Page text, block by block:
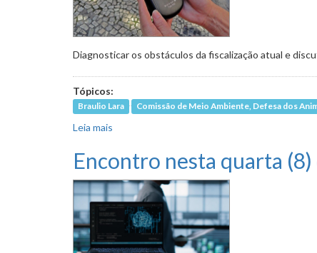
Diagnosticar os obstáculos da fiscalização atual e
Tópicos:
Braulio Lara Comissão de Meio Ambiente, Defesa dos
Leia mais
Encontro nesta quarta